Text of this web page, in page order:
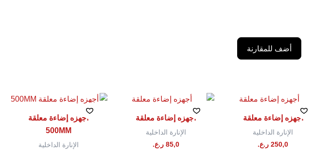
أضف للمقارنة
أجهزه إضاءة معلقة
الإنارة الداخلية
250,0 ر.ع.
أجهزه إضاءة معلقة
الإنارة الداخلية
85,0 ر.ع.
أجهزه إضاءة معلقة
500MM
الإنارة الداخلية